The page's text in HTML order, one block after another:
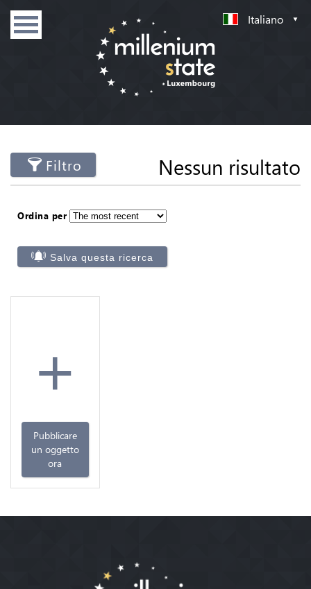
Italiano
Filtro Nessun risultato
Ordina per
Salva questa ricerca
+
Pubblicare
un oggetto
ora